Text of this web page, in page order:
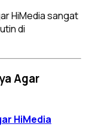
HiMedia sangat
di
Agar
HiMedia